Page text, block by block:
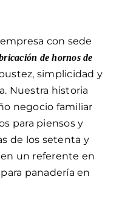
con sede
de hornos de
simplicidad y
Nuestra historia
negocio familiar
para piensos y
de los setenta y
un referente en
panadería en